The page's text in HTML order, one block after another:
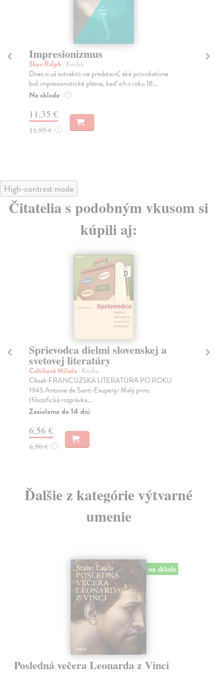
Impresionizmus
Skea Ralph | Kniha
Dnes si už sotvakto vie predstaviť, aké provokatívne
boli impresionistické plátna, keď ich v roku 18...
Na sklade ?
11,35 €
11,95 € ?
High-contrast mode
Čitatelia s podobným vkusom si
kúpili aj:
Sprievodca dielmi slovenskej a
svetovej literatúry
Caltíková Milada| Kniha
Obsah FRANCÚZSKA LITERATÚRA PO ROKU
1945 Antoine de Saint-Exupery: Malý princ
(filozofická rozprávka...
Zasielame do 14 dní
6,56 €
6,90 € ?
Ďalšie z kategórie výtvarné
umenie
na sklade
Posledná večera Leonarda z Vinci